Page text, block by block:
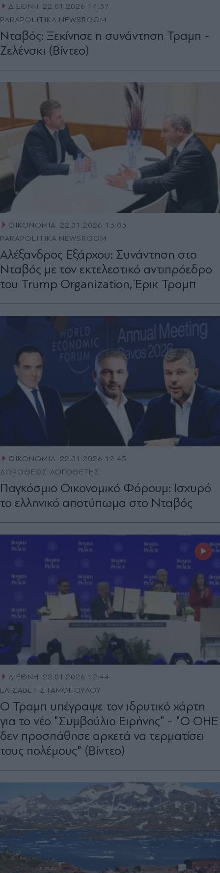
ΔΙΕΘΝΗ
22.01.2026 14:37
PARAPOLITIKA NEWSROOM
Νταβός: Ξεκίνησε η συνάντηση Τραμπ -
Ζελένσκι (Bίντεο)
ΟΙΚΟΝΟΜΙΑ 22.01.2026 13:03
PARAPOLITIKA NEWSROOM
Αλέξανδρος Εξάρχου: Συνάντηση στο
Νταβός με τον εκτελεστικό αντιπρόεδρο
του Trump Organization, Έρικ Τραμπ
ΟΙΚΟΝΟΜΙΑ
22.01.2026 12:45
ΔΩΡΟΘΕΟΣ ΛΟΓΟΘΕΤΗΣ
Παγκόσμιο Οικονομικό Φόρουμ: Ισχυρό
το ελληνικό αποτύπωμα στο Νταβός
ΔΙΕΘΝΗ
22.01.2026 12:44
ΕΛΙΣΑΒΕΤ ΣΤΑΜΟΠΟΥΛΟΥ
O Τραμπ υπέγραψε τον ιδρυτικό χάρτη
για το νέο "Συμβούλιο Ειρήνης" - "Ο ΟΗΕ
δεν προσπάθησε αρκετά να τερματίσει
τους πολέμους" (Βίντεο)